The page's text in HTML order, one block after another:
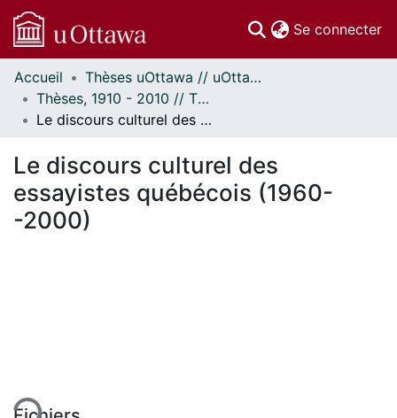
Se connecter
Communautés
et collections
Parcourir
À propos
Accueil
Thèses uOttawa // uOttawa Theses
Thèses, 1910 - 2010 // Theses, 1910 - 2010
Le discours culturel des essayistes québécois (1960--2000)
Le discours culturel des
essayistes québécois (1960-
-2000)